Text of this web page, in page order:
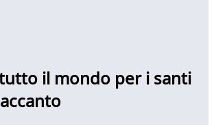
il mondo per i santi